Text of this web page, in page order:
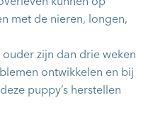
met de nieren, longen,
ouder zijn dan drie weken
ontwikkelen en bij
puppy’s herstellen